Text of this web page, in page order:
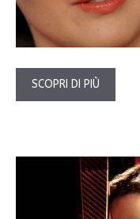
SCOPRI DI PIÙ